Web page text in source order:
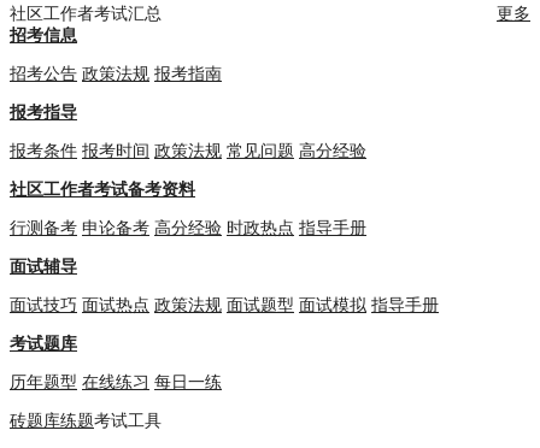
社区工作者考试汇总
更多
招考信息
招考公告 政策法规 报考指南
报考指导
报考条件 报考时间 政策法规 常见问题 高分经验
社区工作者考试备考资料
行测备考 申论备考 高分经验 时政热点 指导手册
面试辅导
面试技巧 面试热点 政策法规 面试题型 面试模拟 指导手册
考试题库
历年题型 在线练习 每日一练
砖题库练题考试工具